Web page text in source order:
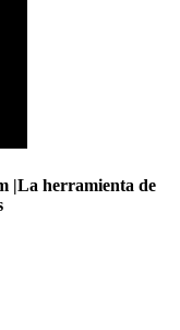
|La herramienta de